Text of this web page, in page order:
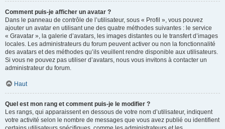
Comment puis-je afficher un avatar ?
Dans le panneau de contrôle de l’utilisateur, sous « Profil », vous pouvez
ajouter un avatar en utilisant une des quatre méthodes suivantes : le service
« Gravatar », la galerie d’avatars, les images distantes ou le transfert d’images
locales. Les administrateurs du forum peuvent activer ou non la fonctionnalité
des avatars et des méthodes qu’ils veuillent rendre disponible aux utilisateurs.
Si vous ne pouvez pas utiliser d’avatars, nous vous invitons à contacter un
administrateur du forum.
Haut
Quel est mon rang et comment puis-je le modifier ?
Les rangs, qui apparaissent en dessous de votre nom d’utilisateur, indiquent
votre activité selon le nombre de messages que vous avez publié ou identifient